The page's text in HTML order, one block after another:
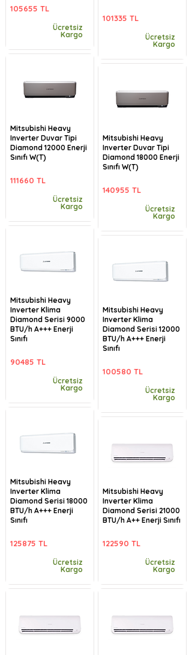
105655 TL
Ücretsiz
Kargo
Mitsubishi Heavy
Inverter Duvar Tipi
Diamond 12000 Enerji
Sınıfı W(T)
111660 TL
Ücretsiz
Kargo
Mitsubishi Heavy
Inverter Klima
Diamond Serisi 9000
BTU/h A+++ Enerji
Sınıfı
90485 TL
Ücretsiz
Kargo
Mitsubishi Heavy
Inverter Klima
Diamond Serisi 18000
BTU/h A+++ Enerji
Sınıfı
125875 TL
Ücretsiz
Kargo
101335 TL
Ücretsiz
Kargo
Mitsubishi Heavy
Inverter Duvar Tipi
Diamond 18000 Enerji
Sınıfı W(T)
140955 TL
Ücretsiz
Kargo
Mitsubishi Heavy
Inverter Klima
Diamond Serisi 12000
BTU/h A+++ Enerji
Sınıfı
100580 TL
Ücretsiz
Kargo
Mitsubishi Heavy
Inverter Klima
Diamond Serisi 21000
BTU/h A++ Enerji Sınıfı
122590 TL
Ücretsiz
Kargo